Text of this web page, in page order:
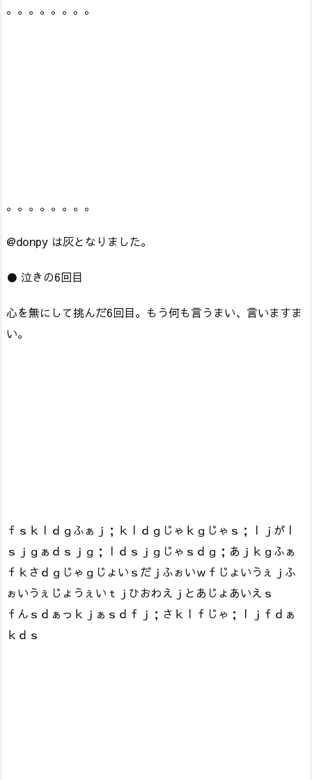
。。。。。。。。
。。。。。。。。
@donpy は灰となりました。
● 泣きの6回目
心を無にして挑んだ6回目。もう何も言うまい、言いますま
い。
ｆｓｋｌｄｇふぁｊ；ｋｌｄｇじゃｋｇじゃｓ；ｌｊがｌ
ｓｊｇぁｄｓｊｇ；ｌｄｓｊｇじゃｓｄｇ；あｊｋｇふぁ
ｆｋさｄｇじゃｇじょいｓだｊふぉいｗｆじょいうぇｊふ
ぉいうぇじょうぇいｔｊひおわえｊとあじょあいえｓ
ｆんｓｄぁっｋｊぁｓｄｆｊ；さｋｌｆじゃ；ｌｊｆｄぁ
ｋｄｓ